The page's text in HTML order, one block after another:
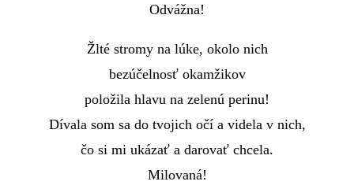
Odvážna!
Žlté stromy na lúke, okolo nich
bezúčelnosť okamžikov
položila hlavu na zelenú perinu!
Dívala som sa do tvojich očí a videla v nich,
čo si mi ukázať a darovať chcela.
Milovaná!